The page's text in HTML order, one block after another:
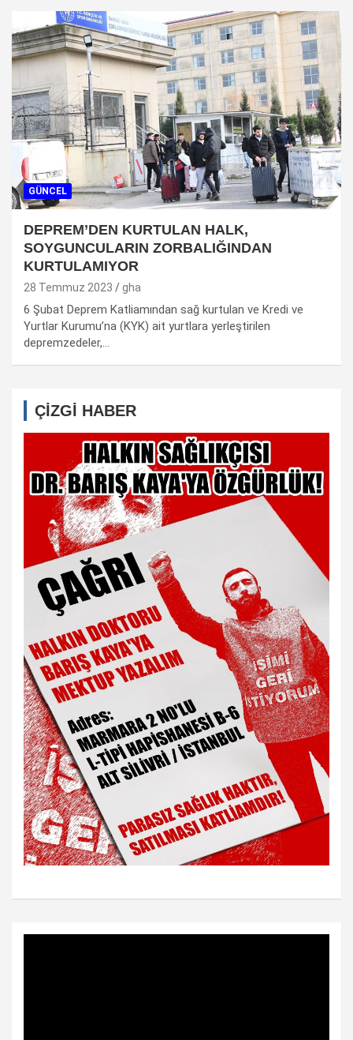
GÜNCEL
DEPREM’DEN KURTULAN HALK,
SOYGUNCULARIN ZORBALIĞINDAN
KURTULAMIYOR
28 Temmuz 2023 gha
6 Şubat Deprem Katliamından sağ kurtulan ve Kredi ve
Yurtlar Kurumu’na (KYK) ait yurtlara yerleştirilen
depremzedeler,…
ÇİZGİ HABER